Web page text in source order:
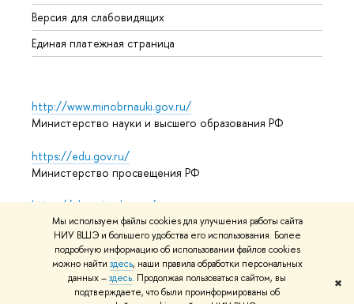
Мы используем файлы cookies для улучшения работы сайта
НИУ ВШЭ и большего удобства его использования. Более
подробную информацию об использовании файлов cookies
можно найти здесь, наши правила обработки персональных
данных –здесь. Продолжая пользоваться сайтом, вы
подтверждаете, что были проинформированы об
✖
Версия для слабовидящих
Единая платежная страница
http://www.minobrnauki.gov.ru/
Министерство науки и высшего образования РФ
https://edu.gov.ru/
Министерство просвещения РФ
https://elearning.hse.ru/mooc
Массовые открытые онлайн-курсы
© НИУ ВШЭ 1993–2026 Адреса и контактыУсловия
использования материаловПолитика конфиденциальности